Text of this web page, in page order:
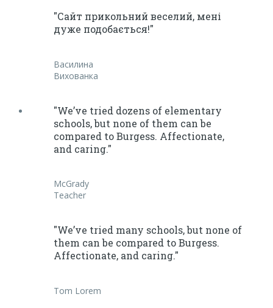
"Сайт прикольний веселий, мені
дуже подобається!"
Василина
Вихованка
"We’ve tried dozens of elementary
schools, but none of them can be
compared to Burgess. Affectionate,
and caring."
McGrady
Teacher
"We’ve tried many schools, but none of
them can be compared to Burgess.
Affectionate, and caring."
Tom Lorem